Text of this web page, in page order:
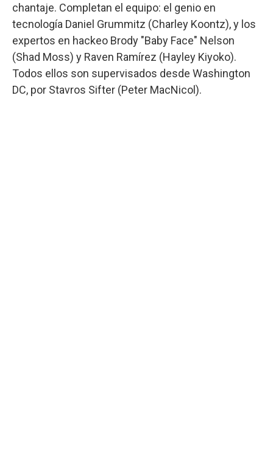
chantaje. Completan el equipo: el genio en
tecnología Daniel Grummitz (Charley Koontz), y los
expertos en hackeo Brody "Baby Face" Nelson
(Shad Moss) y Raven Ramírez (Hayley Kiyoko).
Todos ellos son supervisados desde Washington
DC, por Stavros Sifter (Peter MacNicol).